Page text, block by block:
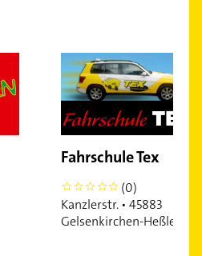
Fahrschule Tex
0
(0)
Kanzlerstr. • 45883
Gelsenkirchen-Heßler